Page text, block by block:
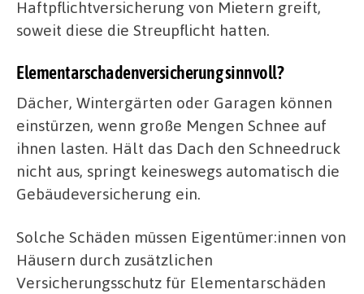
Haftpflichtversicherung von Mietern greift,
soweit diese die Streupflicht hatten.
Elementarschadenversicherung sinnvoll?
Dächer, Wintergärten oder Garagen können
einstürzen, wenn große Mengen Schnee auf
ihnen lasten. Hält das Dach den Schneedruck
nicht aus, springt keineswegs automatisch die
Gebäudeversicherung ein.
Solche Schäden müssen Eigentümer:innen von
Häusern durch zusätzlichen
Versicherungsschutz für Elementarschäden